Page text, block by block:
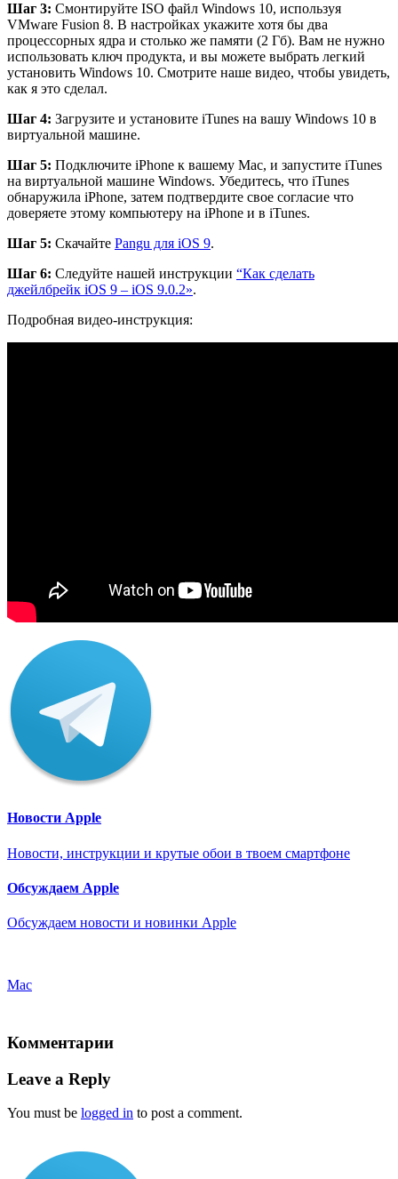
Шаг 3: Смонтируйте ISO файл Windows 10, используя
VMware Fusion 8. В настройках укажите хотя бы два
процессорных ядра и столько же памяти (2 Гб). Вам не нужно
использовать ключ продукта, и вы можете выбрать легкий
установить Windows 10. Смотрите наше видео, чтобы увидеть,
как я это сделал.
Шаг 4: Загрузите и установите iTunes на вашу Windows 10 в
виртуальной машине.
Шаг 5: Подключите iPhone к вашему Mac, и запустите iTunes
на виртуальной машине Windows. Убедитесь, что iTunes
обнаружила iPhone, затем подтвердите свое согласие что
доверяете этому компьютеру на iPhone и в iTunes.
Шаг 5: Скачайте Pangu для iOS 9.
Шаг 6: Следуйте нашей инструкции “Как сделать
джейлбрейк iOS 9 – iOS 9.0.2».
Подробная видео-инструкция:
Новости Apple
Новости, инструкции и крутые обои в твоем смартфоне
Обсуждаем Apple
Обсуждаем новости и новинки Apple
Mac
Комментарии
Leave a Reply
You must be logged in to post a comment.